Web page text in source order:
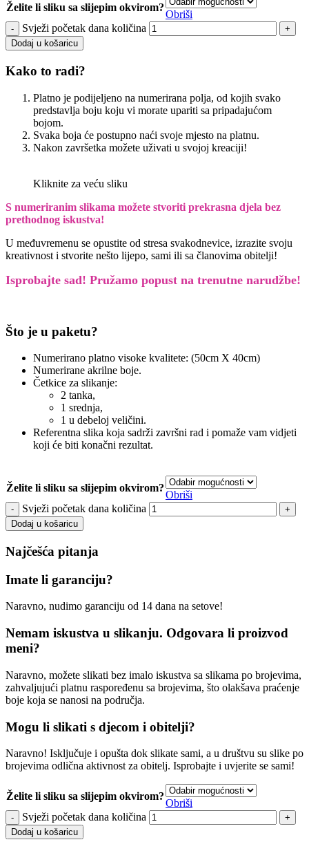
Želite li sliku sa slijepim okvirom?
Obriši
Svježi početak dana količina
Dodaj u košaricu
Kako to radi?
Platno je podijeljeno na numerirana polja, od kojih svako
predstavlja boju koju vi morate upariti sa pripadajućom
bojom.
Svaka boja će postupno naći svoje mjesto na platnu.
Nakon završetka možete uživati u svojoj kreaciji!
Kliknite za veću sliku
S numeriranim slikama možete stvoriti prekrasna djela bez
prethodnog iskustva!
U međuvremenu se opustite od stresa svakodnevice, izrazite svoju
kreativnost i stvorite nešto lijepo, sami ili sa članovima obitelji!
Isprobajte sad! Pružamo popust na trenutne narudžbe!
Što je u paketu?
Numerirano platno visoke kvalitete: (50cm X 40cm)
Numerirane akrilne boje.
Četkice za slikanje:
2 tanka,
1 srednja,
1 u debeloj veličini.
Referentna slika koja sadrži završni rad i pomaže vam vidjeti
koji će biti konačni rezultat.
Želite li sliku sa slijepim okvirom?
Obriši
Svježi početak dana količina
Dodaj u košaricu
Najčešća pitanja
Imate li garanciju?
Naravno, nudimo garanciju od 14 dana na setove!
Nemam iskustva u slikanju. Odgovara li proizvod
meni?
Naravno, možete slikati bez imalo iskustva sa slikama po brojevima,
zahvaljujući platnu raspoređenu sa brojevima, što olakšava praćenje
boje koja se nanosi na područja.
Mogu li slikati s djecom i obitelji?
Naravno! Isključuje i opušta dok slikate sami, a u društvu su slike po
brojevima odlična aktivnost za obitelj. Isprobajte i uvjerite se sami!
Želite li sliku sa slijepim okvirom?
Obriši
Svježi početak dana količina
Dodaj u košaricu